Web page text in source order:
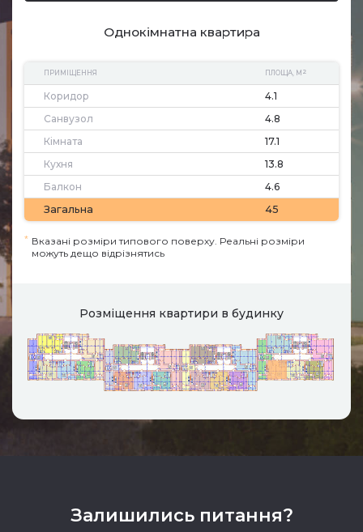
Однокімнатна квартира
ПРИМІЩЕННЯ ПЛОЩА, М 2
Коридор
4.1
Санвузол
4.8
Кімната
17.1
Кухня
13.8
Балкон
4.6
Загальна
45
* Вказані розміри типового поверху. Реальні розміри
можуть дещо відрізнятись
Розміщення квартири в будинку
Залишились питання?